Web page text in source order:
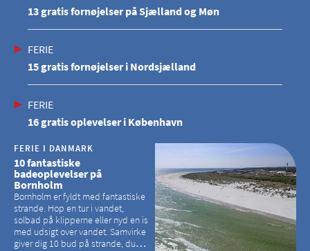
13 gratis fornøjelser på Sjælland og Møn
FERIE
15 gratis fornøjelser i Nordsjælland
FERIE
16 gratis oplevelser i København
FERIE I DANMARK
10 fantastiske
badeoplevelser på
Bornholm
Bornholm er fyldt med fantastiske
strande. Hop en tur i vandet,
solbad på klipperne eller nyd en is
med udsigt over vandet. Samvirke
giver dig 10 bud på strande, du